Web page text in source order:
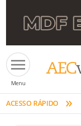
Menu
ACESSO RÁPIDO »